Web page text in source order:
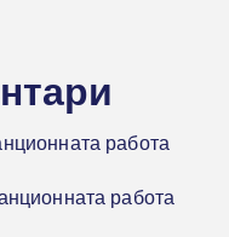
работа
работа